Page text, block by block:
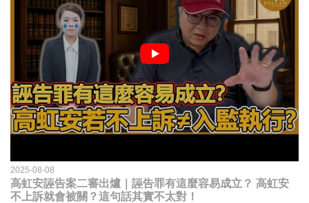
2025-08-08
高虹安誣告案二審出爐｜誣告罪有這麼容易成立？ 高虹安
不上訴就會被關？這句話其實不太對！